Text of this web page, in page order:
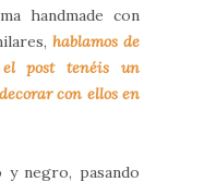
handmade con
hablamos de
post tenéis un
con ellos en
y negro, pasando